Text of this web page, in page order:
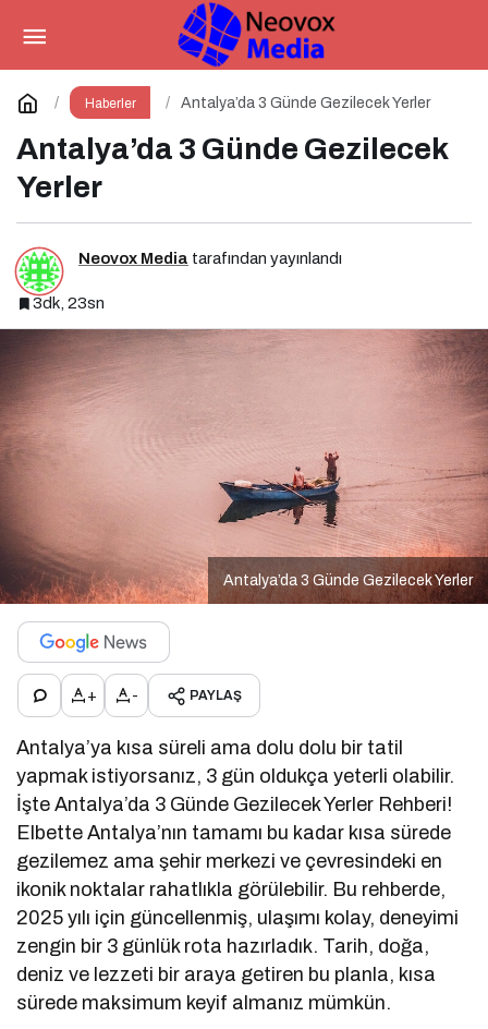
Haberler Antalya’da 3 Günde Gezilecek Yerler
Antalya’da 3 Günde Gezilecek
Yerler
Neovox Media tarafından yayınlandı
3dk, 23sn
Antalya’da 3 Günde Gezilecek Yerler
+ - PAYLAŞ
Antalya’ya kısa süreli ama dolu dolu bir tatil
yapmak istiyorsanız, 3 gün oldukça yeterli olabilir.
İşte Antalya’da 3 Günde Gezilecek Yerler Rehberi!
Elbette Antalya’nın tamamı bu kadar kısa sürede
gezilemez ama şehir merkezi ve çevresindeki en
ikonik noktalar rahatlıkla görülebilir. Bu rehberde,
2025 yılı için güncellenmiş, ulaşımı kolay, deneyimi
zengin bir 3 günlük rota hazırladık. Tarih, doğa,
deniz ve lezzeti bir araya getiren bu planla, kısa
sürede maksimum keyif almanız mümkün.
Muratpaşa İlçesi
Yorum Yap